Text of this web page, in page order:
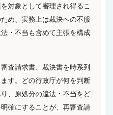
対象として審理され得るこ
め、実務上は裁決への不服
・不当も含めて主張を構成
査請求書、裁決書を時系列
す。どの行政庁が何を判断
、原処分の違法・不当をど
確にすることが、再審査請